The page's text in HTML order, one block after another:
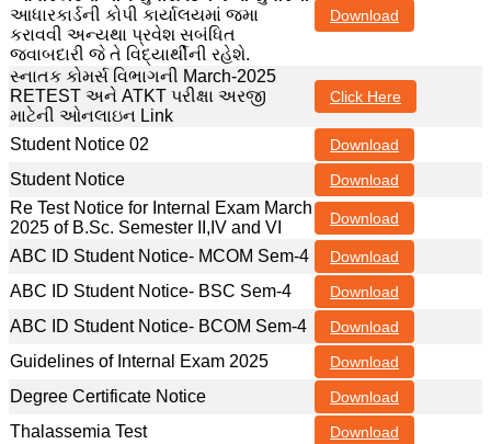
આધારકાર્ડની કોપી કાર્યાલયમાં જમા
કરાવવી અન્યથા પ્રવેશ સબંધિત
જવાબદારી જે તે વિદ્યાર્થીની રહેશે.
Download
સ્નાતક કોમર્સ વિભાગની March-2025
RETEST અને ATKT પરીક્ષા અરજી
માટેની ઓનલાઇન Link
Click Here
Student Notice 02 Download
Student Notice Download
Re Test Notice for Internal Exam March
2025 of B.Sc. Semester II,IV and VI
Download
ABC ID Student Notice- MCOM Sem-4 Download
ABC ID Student Notice- BSC Sem-4 Download
ABC ID Student Notice- BCOM Sem-4 Download
Guidelines of Internal Exam 2025 Download
Degree Certificate Notice Download
Thalassemia Test Download